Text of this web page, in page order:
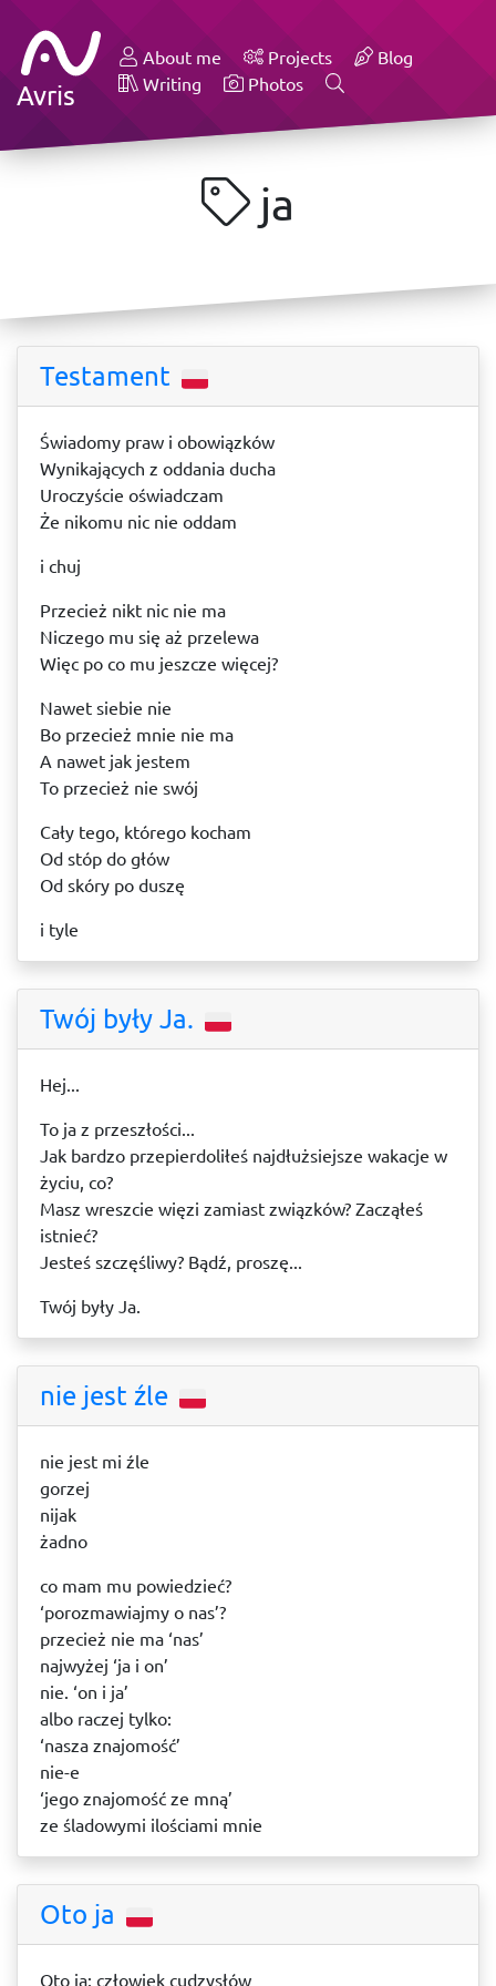
Avris
About me Projects
Blog
Writing
Photos
ja
Testament
Świadomy praw i obowiązków
Wynikających z oddania ducha
Uroczyście oświadczam
Że nikomu nic nie oddam
i chuj
Przecież nikt nic nie ma
Niczego mu się aż przelewa
Więc po co mu jeszcze więcej?
Nawet siebie nie
Bo przecież mnie nie ma
A nawet jak jestem
To przecież nie swój
Cały tego, którego kocham
Od stóp do głów
Od skóry po duszę
i tyle
Twój były Ja.
Hej...
To ja z przeszłości...
Jak bardzo przepierdoliłeś najdłużsiejsze wakacje w
życiu, co?
Masz wreszcie więzi zamiast związków? Zacząłeś
istnieć?
Jesteś szczęśliwy? Bądź, proszę...
Twój były Ja.
nie jest źle
nie jest mi źle
gorzej
nijak
żadno
co mam mu powiedzieć?
‘porozmawiajmy o nas’?
przecież nie ma ‘nas’
najwyżej ‘ja i on’
nie. ‘on i ja’
albo raczej tylko:
‘nasza znajomość’
nie-e
‘jego znajomość ze mną’
ze śladowymi ilościami mnie
Oto ja
Oto ja: człowiek cudzysłów